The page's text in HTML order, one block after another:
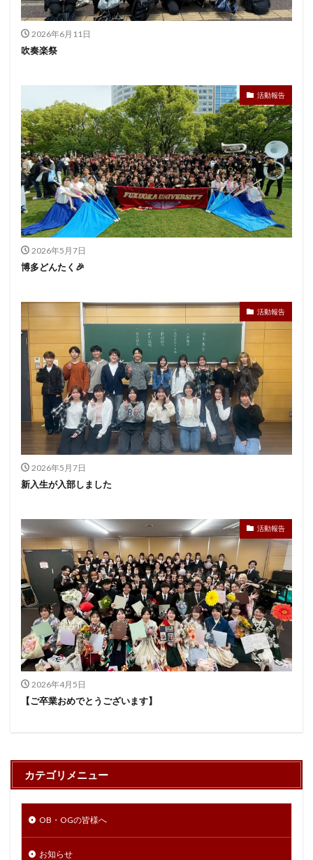
2026年6月11日
吹奏楽祭
活動報告
2026年5月7日
博多どんたく🎉
活動報告
2026年5月7日
新入生が入部しました
活動報告
2026年4月5日
【ご卒業おめでとうございます】
カテゴリメニュー
OB・OGの皆様へ
お知らせ